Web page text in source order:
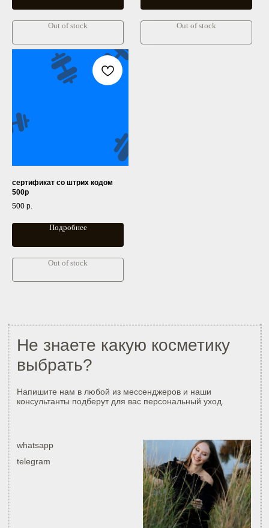
Out of stock Out of stock
сертификат со штрих кодом
500р
500 р.
Подробнее
Out of stock
Бытовая химия
Подарочные наборы
Бонусная система
Политика конфиденциальности
Договор-оферта
КОНТАКТЫ
г. Комсмомольск-на-Амуре, ул. Димитрова, 9
Ежедневно с 10.00 до 19.00
+7 999 087-09-04
info@vedmaroom.ru
PЕКВИЗИТЫ
ИП Рейцан А.С
ИНН 270603514574
КПП 270603514574